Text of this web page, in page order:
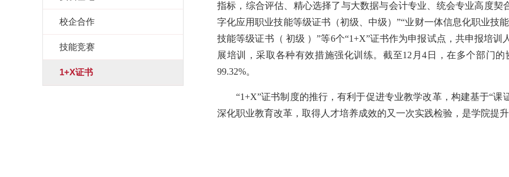
校企合作
技能竞赛
1+X证书
指标，综合评估、精心选择了与大数据与会计专业、统会专业高度契
字化应用职业技能等级证书（初级、中级）”“业财一体信息化职业技
技能等级证书（ 初级 ）”等6个“1+X”证书作为申报试点，共申报培
展培训，采取各种有效措施强化训练。截至12月4日，在多个部门
99.32%。
“1+X”证书制度的推行，有利于促进专业教学改革，构建基于“
深化职业教育改革，取得人才培养成效的又一次实践检验，是学院提